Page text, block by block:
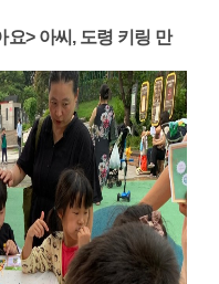
요> 아씨, 도령 키링 만